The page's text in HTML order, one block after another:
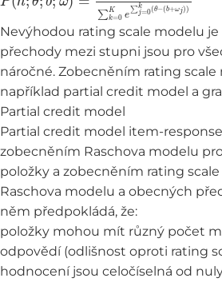
Nevýhodou rating scale modelu je
přechody mezi stupni jsou pro
náročné. Zobecněním rating scale
například partial credit model a
Partial credit model
Partial credit model item-
zobecněním Raschova modelu
položky a zobecněním rating
Raschova modelu a obecných
něm předpokládá, že:
položky mohou mít různý počet
odpovědí (odlišnost oproti rating
hodnocení jsou celočíselná od